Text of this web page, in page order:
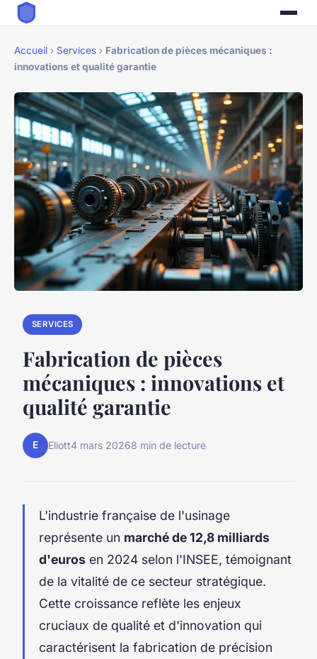
Accueil › Services › Fabrication de pièces mécaniques :
innovations et qualité garantie
SERVICES
Fabrication de pièces
mécaniques : innovations et
qualité garantie
E Eliott4 mars 20268 min de lecture
L'industrie française de l'usinage
représente un marché de 12,8 milliards
d'euros en 2024 selon l'INSEE, témoignant
de la vitalité de ce secteur stratégique.
Cette croissance reflète les enjeux
cruciaux de qualité et d'innovation qui
caractérisent la fabrication de précision